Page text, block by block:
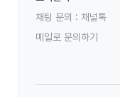
채팅 문의 : 채널톡
메일로 문의하기